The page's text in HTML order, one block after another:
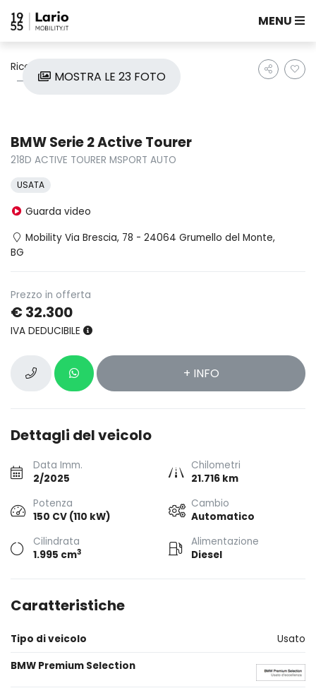
MENU
Ricerca auto
Serie 2 Active Tourer
MOSTRA LE 23 FOTO
BMW Serie 2 Active Tourer
218D ACTIVE TOURER MSPORT AUTO
USATA
Guarda video
Mobility Via Brescia, 78 - 24064 Grumello del Monte,
BG
Prezzo in offerta
€ 32.300
IVA DEDUCIBILE
+ INFO
Dettagli del veicolo
Data Imm.
2/2025
Chilometri
21.716 km
Potenza
150 CV (110 kW)
Cambio
Automatico
Cilindrata
1.995 cm3
Alimentazione
Diesel
Caratteristiche
Tipo di veicolo
Usato
BMW Premium Selection